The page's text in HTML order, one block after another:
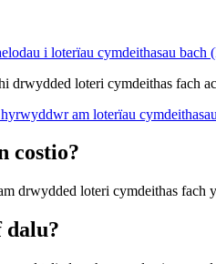
i loterïau cymdeithasau bach
drwydded loteri cymdeithas fach
am loterïau
costio?
drwydded loteri cymdeithas
dalu?